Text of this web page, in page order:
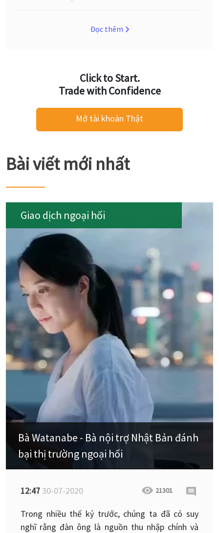
Đọc thêm
Click to Start.
Trade with Confidence
Mở tài khoản Thật
Bài viết mới nhất
Giao dịch ngoại hối
Bà Watanabe - Bà nội trợ Nhật Bản đánh
bại thị trường ngoại hối
12:4730-07-2020 21301
Trong nhiều thế kỷ trước, chúng ta đã có suy
nghĩ ​​rằng đàn ông là nguồn thu nhập chính và